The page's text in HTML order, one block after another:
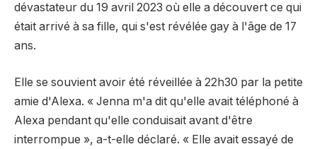
dévastateur du 19 avril 2023 où elle a découvert ce qui
était arrivé à sa fille, qui s'est révélée gay à l'âge de 17
ans.
Elle se souvient avoir été réveillée à 22h30 par la petite
amie d'Alexa. « Jenna m'a dit qu'elle avait téléphoné à
Alexa pendant qu'elle conduisait avant d'être
interrompue », a-t-elle déclaré. « Elle avait essayé de